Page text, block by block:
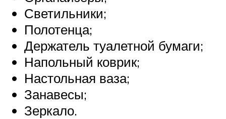
Светильники;
Полотенца;
Держатель туалетной бумаги;
Напольный коврик;
Настольная ваза;
Занавесы;
Зеркало.